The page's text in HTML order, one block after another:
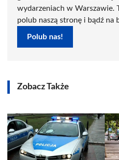
wydarzeniach w Warszawie.
polub naszą stronę i bądź na
Polub nas!
Zobacz Także